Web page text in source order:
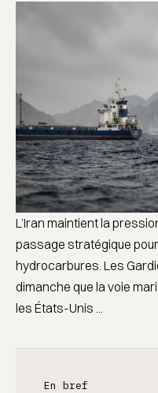
L’Iran maintient la
passage stratégique
hydrocarbures. Les
dimanche que la voie
les États-Unis ...
En bref